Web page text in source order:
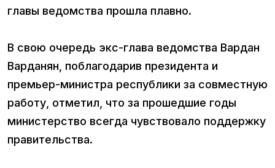
главы ведомства прошла плавно.
В свою очередь экс-глава ведомства Вардан
Варданян, поблагодарив президента и
премьер-министра республики за совместную
работу, отметил, что за прошедшие годы
министерство всегда чувствовало поддержку
правительства.